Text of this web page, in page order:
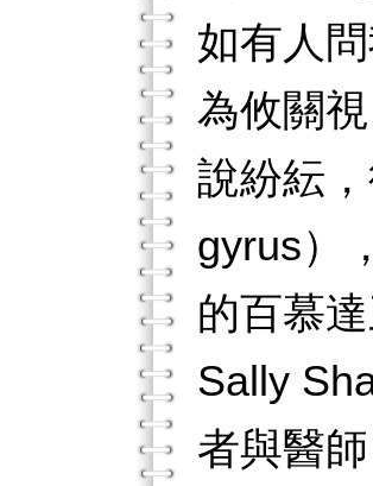
如有人
為攸關
說紛紜
gyrus）
的百慕
Sally
者與醫